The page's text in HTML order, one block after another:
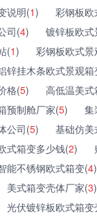
说明(1)
彩钢板
司(4)
镀锌板欧
(1)
彩钢板欧式
锌挂木条欧式景观箱
格(5)
高低温美
预制舱厂家(5)
集
公司(5)
基础仿
式箱变多少钱(2)
能不锈钢欧式箱变(4)
美式箱变壳体厂家(3)
光伏镀锌板欧式箱